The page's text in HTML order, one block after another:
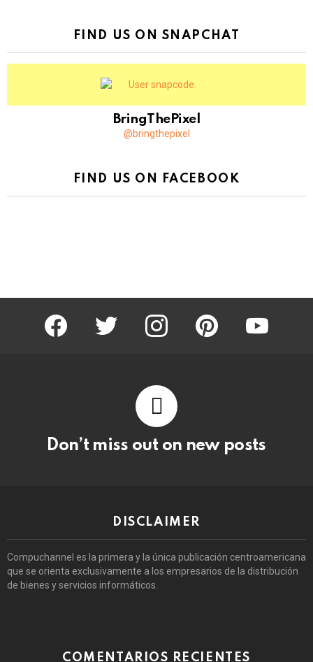
FIND US ON SNAPCHAT
BringThePixel
@bringthepixel
FIND US ON FACEBOOK
facebook twitter instagram pinterest
Don’t miss out on new posts
DISCLAIMER
Compuchannel es la primera y la única publicación centroamericana
que se orienta exclusivamente a los empresarios de la distribución
de bienes y servicios informáticos.
COMENTARIOS RECIENTES